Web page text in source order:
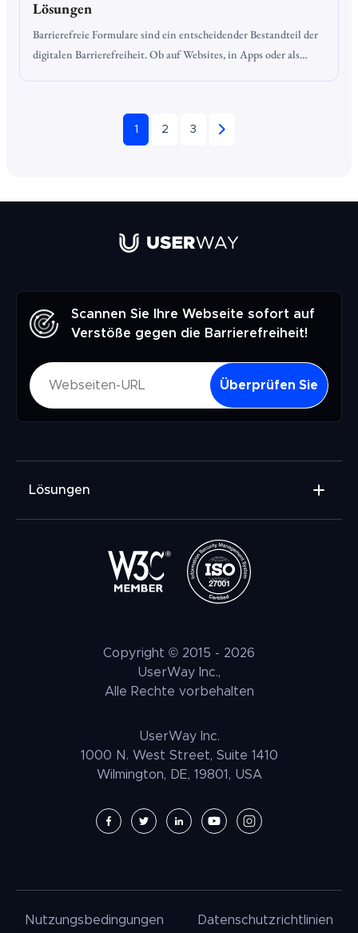
Lösungen
Barrierefreie Formulare sind ein entscheidender Bestandteil der
digitalen Barrierefreiheit. Ob auf Websites, in Apps oder als
Menschen mit Behinderungen Formulare ohne Einschränkungen
ausfüllen können, müssen sie entsprechend barrierefrei gestaltet
1 2 3
Scannen Sie Ihre Webseite sofort auf
Verstöße gegen die Barrierefreiheit!
Überprüfen Sie
Lösungen
Kontrastprüfer für Webseiten
Copyright © 2015 - 2026
UserWay Inc.,
Alle Rechte vorbehalten
UserWay Inc.
1000 N. West Street, Suite 1410
Wilmington, DE, 19801, USA
Nutzungsbedingungen Datenschutzrichtlinien